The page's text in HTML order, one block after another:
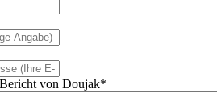
von Doujak*